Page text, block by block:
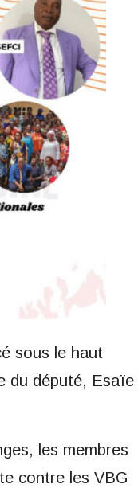
sous le haut
du député, Esaïe
les membres
contre les VBG